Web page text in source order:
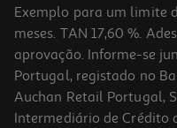
Exemplo para um limite
meses. TAN 17,60 %.
aprovação. Informe-se
Portugal, registado no
Auchan Retail Portugal,
Intermediário de Crédito